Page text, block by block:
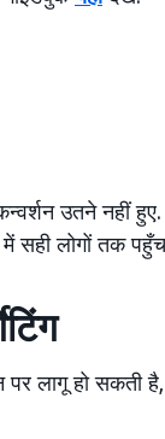
उतने नहीं
सही लोगों तक
लागू हो सकती